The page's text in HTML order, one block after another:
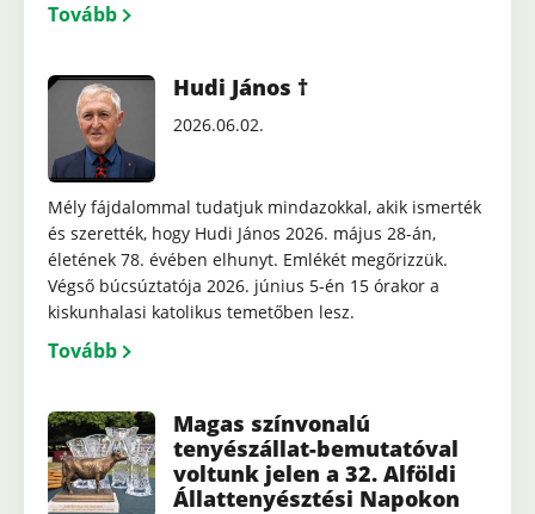
Tovább
Hudi János †
2026.06.02.
Mély fájdalommal tudatjuk mindazokkal, akik ismerték
és szerették, hogy Hudi János 2026. május 28-án,
életének 78. évében elhunyt. Emlékét megőrizzük.
Végső búcsúztatója 2026. június 5-én 15 órakor a
kiskunhalasi katolikus temetőben lesz.
Tovább
Magas színvonalú
tenyészállat-bemutatóval
voltunk jelen a 32. Alföldi
Állattenyésztési Napokon